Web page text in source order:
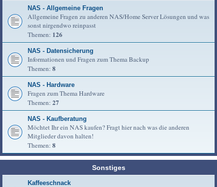
NAS - Allgemeine Fragen
Allgemeine Fragen zu anderen NAS/Home Server Lösungen und was
sonst nirgendwo reinpasst
Themen: 126
NAS - Datensicherung
Informationen und Fragen zum Thema Backup
Themen: 8
NAS - Hardware
Fragen zum Thema Hardware
Themen: 27
NAS - Kaufberatung
Möchtet Ihr ein NAS kaufen? Fragt hier nach was die anderen
Mitglieder davon halten!
Themen: 8
Sonstiges
Kaffeeschnack